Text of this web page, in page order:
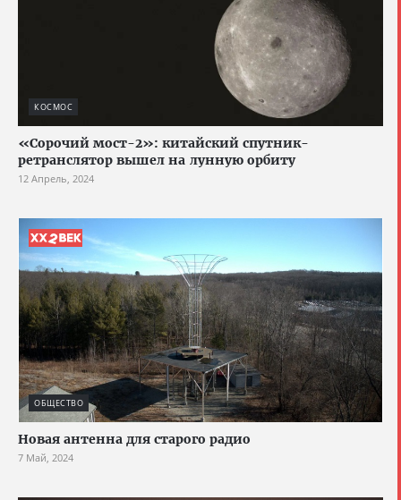
КОСМОС
«Сорочий мост-2»: китайский спутник-
ретранслятор вышел на лунную орбиту
12 Апрель, 2024
ОБЩЕСТВО
Новая антенна для старого радио
7 Май, 2024